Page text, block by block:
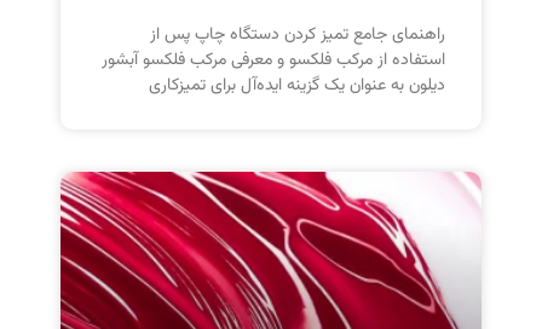
راهنمای جامع تمیز کردن دستگاه چاپ پس از
استفاده از مرکب فلکسو و معرفی مرکب فلکسو آبشور
دیلون به عنوان یک گزینه ایده‌آل برای تمیزکاری